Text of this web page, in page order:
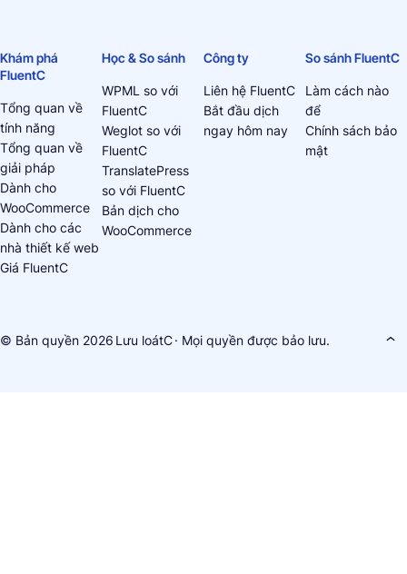
Khám phá
FluentC
Tổng quan về
tính năng
Tổng quan về
giải pháp
Dành cho
WooCommerce
Dành cho các
nhà thiết kế web
Giá FluentC
Học & So sánh
WPML so với
FluentC
Weglot so với
FluentC
TranslatePress
so với FluentC
Bản dịch cho
WooCommerce
Công ty
Liên hệ FluentC
Bắt đầu dịch
ngay hôm nay
So sánh FluentC
Làm cách nào
để
Chính sách bảo
mật
© Bản quyền 2026 Lưu loátC· Mọi quyền được bảo lưu.